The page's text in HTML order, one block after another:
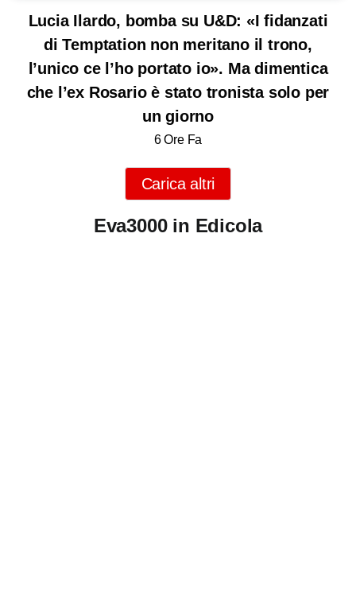
Lucia Ilardo, bomba su U&D: «I fidanzati
di Temptation non meritano il trono,
l’unico ce l’ho portato io». Ma dimentica
che l’ex Rosario è stato tronista solo per
un giorno
6 Ore Fa
Carica altri
Eva3000 in Edicola